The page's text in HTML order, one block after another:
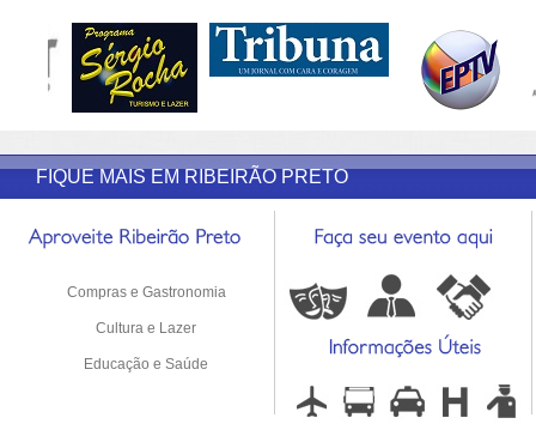
FIQUE MAIS EM RIBEIRÃO PRETO
Compras e Gastronomia
Cultura e Lazer
Educação e Saúde